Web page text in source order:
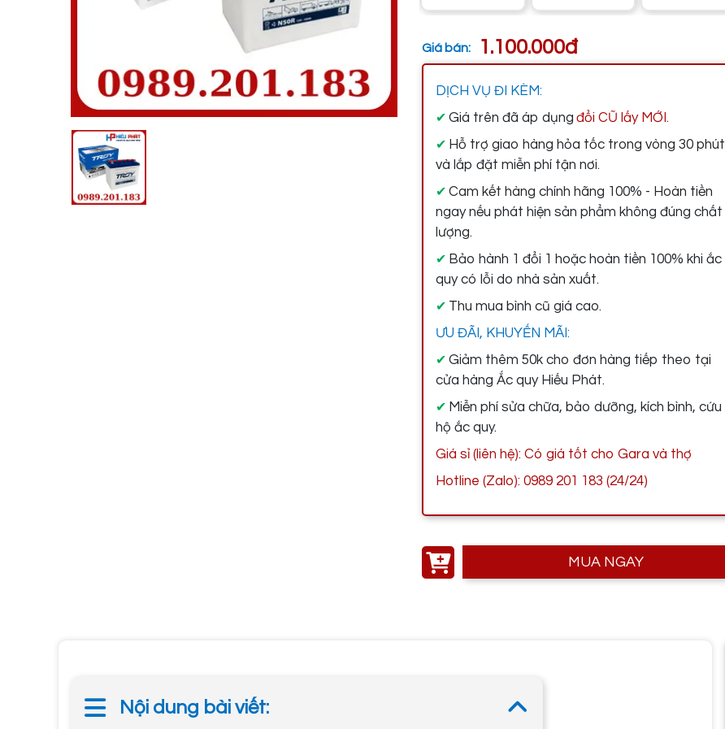
Giá bán: 1.100.000đ
DỊCH VỤ ĐI KÈM:
✔ Giá trên đã áp dụng đổi CŨ lấy MỚI.
✔ Hỗ trợ giao hàng hỏa tốc trong vòng 30 phút
và lắp đặt miễn phí tận nơi.
✔ Cam kết hàng chính hãng 100% - Hoàn tiền
ngay nếu phát hiện sản phẩm không đúng chất
lượng.
✔ Bảo hành 1 đổi 1 hoặc hoàn tiền 100% khi ắc
quy có lỗi do nhà sản xuất.
✔ Thu mua bình cũ giá cao.
ƯU ĐÃI, KHUYẾN MÃI:
✔ Giảm thêm 50k cho đơn hàng tiếp theo tại
cửa hàng Ắc quy Hiếu Phát.
✔ Miễn phí sửa chữa, bảo dưỡng, kích bình, cứu
hộ ắc quy.
Giá sỉ (liên hệ): Có giá tốt cho Gara và thợ
Hotline (Zalo): 0989 201 183 (24/24)
MUA NGAY
Nội dung bài viết: